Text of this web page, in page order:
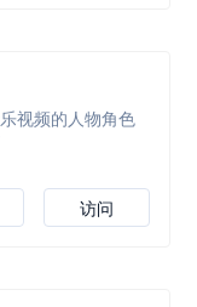
视频的人物角色
访问